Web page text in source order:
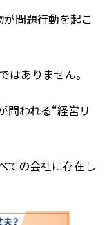
問題行動を起こ
はありません。
問われる“経営リ
ての会社に存在し